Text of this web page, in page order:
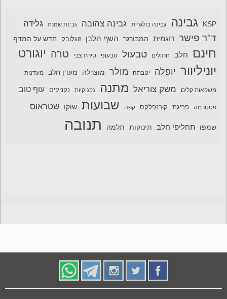
KSP גבינה גבינה בולגרית גבינה צהובה גבינת שמנת גלידה
ד"ר פישר דוגמית המבורגר השף הלבן זוגלובק חדש על המדף
חינם חלב חתולים טבעול טבעוני טירת צבי טרה יוגורט
יוניליוור יופלה יטבתה מולר מוצרלה מעדן חלב מעדנות
משקאות קלים משק צוריאל מתנה נקניקיות נקניקים עוף טוב
פסטרמה פריגת קורנפלקס קפה שבועות שוקו שטראוס
שמפו תחליפי חלב תינוקות תלמה תנובה